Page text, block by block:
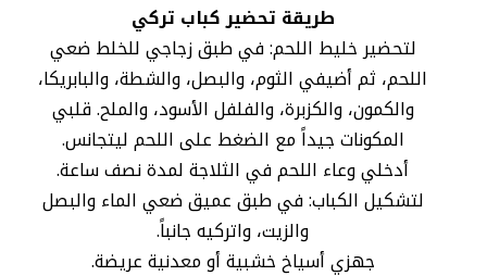
طريقة تحضير كباب تركي
لتحضير خليط اللحم: في طبق زجاجي للخلط ضعي
اللحم، ثم أضيفي الثوم، والبصل، والشطة، والبابريكا،
والكمون، والكزبرة، والفلفل الأسود، والملح. قلبي
المكونات جيداً مع الضغط على اللحم ليتجانس.
أدخلي وعاء اللحم في الثلاجة لمدة نصف ساعة.
لتشكيل الكباب: في طبق عميق ضعي الماء والبصل
والزيت، واتركيه جانباً.
جهزي أسياخ خشبية أو معدنية عريضة.